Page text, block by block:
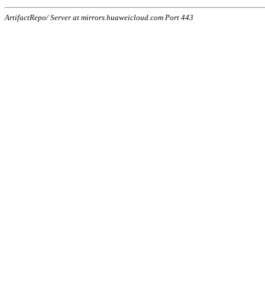
ArtifactRepo/ Server at mirrors.huaweicloud.com Port 443